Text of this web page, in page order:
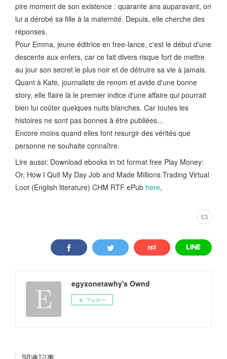
pire moment de son existence : quarante ans auparavant, on
lui a dérobé sa fille à la maternité. Depuis, elle cherche des
réponses.
Pour Emma, jeune éditrice en free-lance, c'est le début d'une
descente aux enfers, car ce fait divers risque fort de mettre
au jour son secret le plus noir et de détruire sa vie à jamais.
Quant à Kate, journaliste de renom et avide d'une bonne
story, elle flaire là le premier indice d'une affaire qui pourrait
bien lui coûter quelques nuits blanches. Car toutes les
histoires ne sont pas bonnes à être publiées...
Encore moins quand elles font resurgir des vérités que
personne ne souhaite connaître.
Lire aussi: Download ebooks in txt format free Play Money:
Or, How I Quit My Day Job and Made Millions Trading Virtual
Loot (English literature) CHM RTF ePub here,
egyxonetawhy's Ownd
フォロー